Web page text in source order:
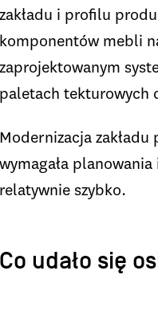
zakładu i profilu
komponentów mebli
zaprojektowanym
paletach tekturowych
Modernizacja
wymagała
relatywnie szybko.
Co udało się